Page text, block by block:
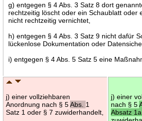
g) entgegen § 4 Abs. 3 Satz 8 dort
rechtzeitig löscht oder ein Schaublatt oder
nicht rechtzeitig vernichtet,
h) entgegen § 4 Abs. 3 Satz 9 nicht dafür
lückenlose Dokumentation oder
i) entgegen § 4 Abs. 5 Satz 5 eine
j) einer vollziehbaren
Anordnung nach § 5Abs. 1
Satz 1 oder § 7 zuwiderhandelt,
j) einer
nach § 5
Absatz